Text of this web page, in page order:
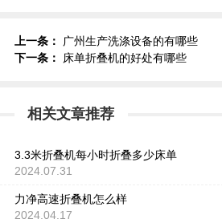
上一条：
广州生产洗涤设备的有哪些
下一条：
床单折叠机的好处有哪些
相关文章推荐
3.3米折叠机每小时折叠多少床单
2024.07.31
力净高速折叠机怎么样
2024.04.17